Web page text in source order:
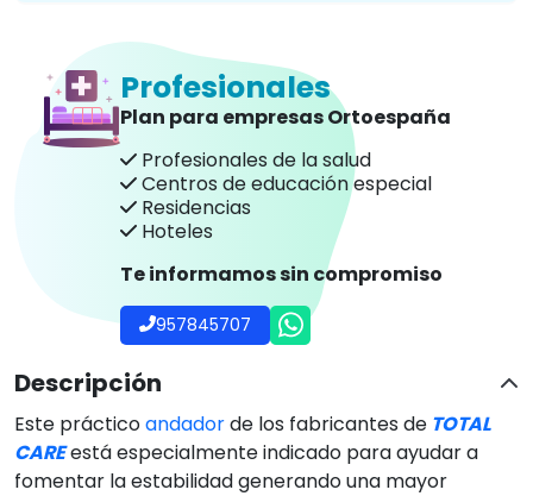
Profesionales
Plan para empresas Ortoespaña
Profesionales de la salud
Centros de educación especial
Residencias
Hoteles
Te informamos sin compromiso
957845707
Descripción
Este prácticoandadorde los fabricantes de TOTAL
CAREestá especialmente indicado para ayudar a
fomentar la estabilidad generando una mayor